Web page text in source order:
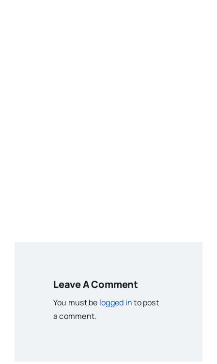
Leave A Comment
You must be logged into post
a comment.